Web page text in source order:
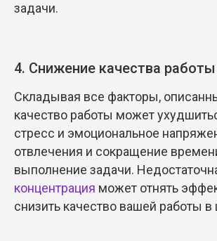
задачи.
4. Снижение качества работы
Складывая все факторы,
качество работы может
стресс и эмоциональное
отвлечения и сокращение
выполнение задачи.
концентрация может отнять
снизить качество вашей работы в